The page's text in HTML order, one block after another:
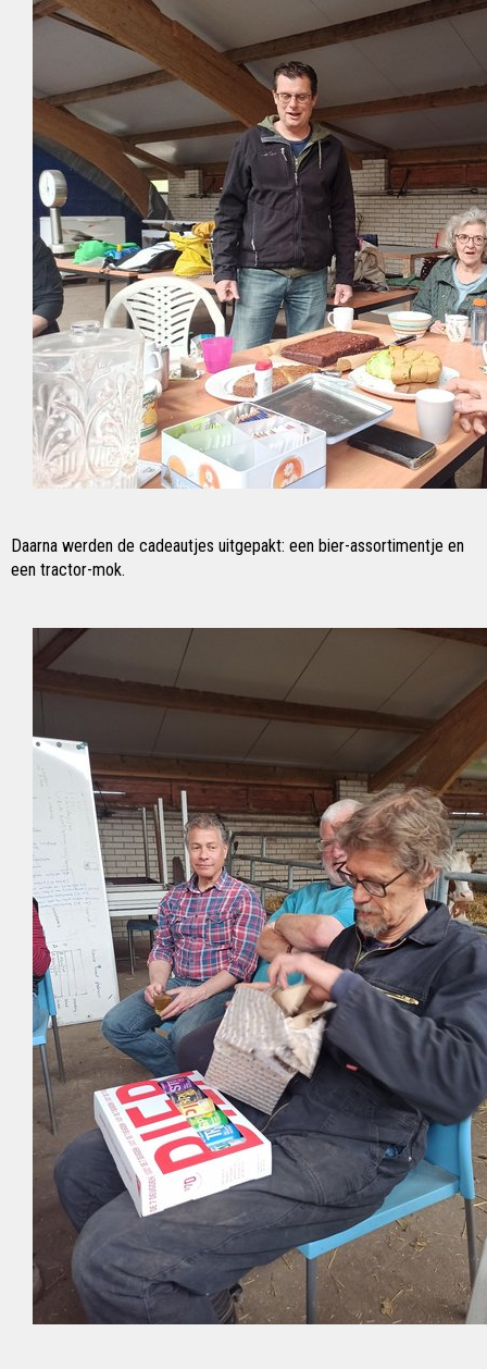
Daarna werden de cadeautjes uitgepakt: een bier-assortimentje en
een tractor-mok.